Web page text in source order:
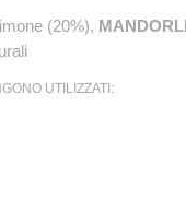
(20%),
UTILIZZATI: